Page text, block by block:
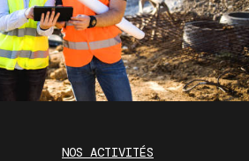
NOS ACTIVITÉS